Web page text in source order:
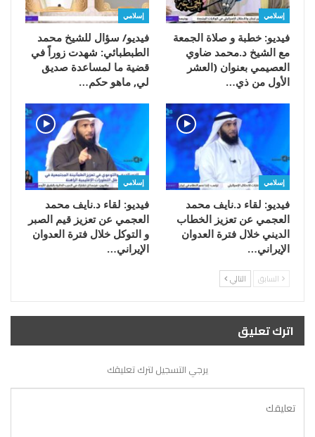
إسلامي
فيديو: خطبة و صلاة الجمعة
مع الشيخ د.محمد ضاوي
العصيمي بعنوان (العشر
الأول من ذي…
إسلامي
فيديو/ سؤال للشيخ محمد
الطبطبائي: شهدت زوراً في
قضية ما لمساعدة صديق
لي, ماهو حكم…
إسلامي
فيديو: لقاء د.نايف محمد
العجمي عن تعزيز الخطاب
الديني خلال فترة العدوان
الإيراني…
إسلامي
فيديو: لقاء د.نايف محمد
العجمي عن تعزيز قيم الصبر
و التوكل خلال فترة العدوان
الإيراني…
السابق التالي
اترك تعليق
يرجي التسجيل لترك تعليقك